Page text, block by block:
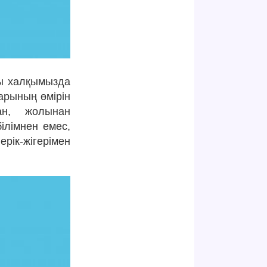
халқымызда
өмірін
жолынан
емес,
жігерімен